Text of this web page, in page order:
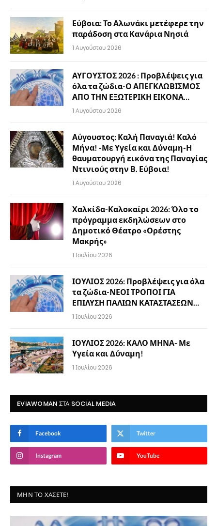
Εύβοια: Το Αλωνάκι μετέφερε την
παράδοση στα Κανάρια Νησιά
1 Αυγούστου 2026
ΑΥΓΟΥΣΤΟΣ 2026 : Προβλέψεις για
όλα τα ζώδια-Ο ΑΠΕΓΚΛΩΒΙΣΜΟΣ
ΑΠΟ ΤΗΝ ΕΞΩΤΕΡΙΚΗ ΕΙΚΟΝΑ…
1 Αυγούστου 2026
Αύγουστος: Καλή Παναγιά! Καλό
Μήνα! -Με Υγεία και Δύναμη-Η
θαυματουργή εικόνα της Παναγίας
Ντινιούς στην Β. Εύβοια!
1 Αυγούστου 2026
Χαλκίδα-Καλοκαίρι 2026: Όλο το
πρόγραμμα εκδηλώσεων στο
Δημοτικό Θέατρο «Ορέστης
Μακρής»
1 Ιουλίου 2026
ΙΟΥΛΙΟΣ 2026: Προβλέψεις για όλα
τα ζώδια-ΝΕΟΙ ΤΡΟΠΟΙ ΓΙΑ
ΕΠΙΛΥΣΗ ΠΑΛΙΩΝ ΚΑΤΑΣΤΑΣΕΩΝ…
1 Ιουλίου 2026
ΙΟΥΛΙΟΣ 2026: ΚΑΛΟ ΜΗΝΑ- Με
Υγεία και Δύναμη!
1 Ιουλίου 2026
EVIAWOMAN ΣΤΑ SOCIAL MEDIA
Facebook Twitter
Instagram YouTube
ΜΗΝ ΤΟ ΧΆΣΕΤΕ!